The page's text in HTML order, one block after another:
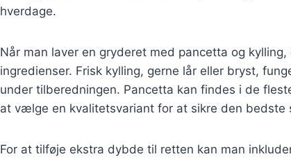
hverdage.
Når man laver en gryderet med pancetta og
ingredienser. Frisk kylling, gerne lår eller bryst,
under tilberedningen. Pancetta kan findes i de
at vælge en kvalitetsvariant for at sikre den bedste
For at tilføje ekstra dybde til retten kan man